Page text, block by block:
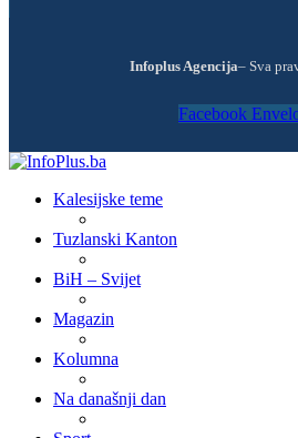
Infoplus Agencija– Sva
Facebook
Kalesijske teme
Tuzlanski Kanton
BiH – Svijet
Magazin
Kolumna
Na današnji dan